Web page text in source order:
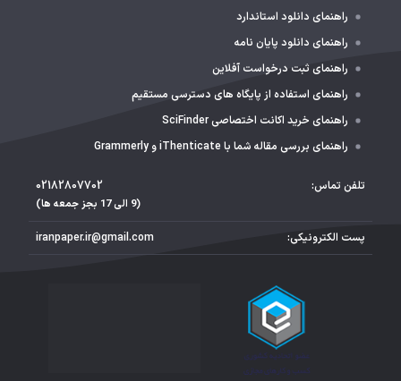
راهنمای دانلود استاندارد
راهنمای دانلود پایان نامه
راهنمای ثبت درخواست آفلاین
راهنمای استفاده از پایگاه های دسترسی مستقیم
راهنمای خرید اکانت اختصاصی SciFinder
راهنمای بررسی مقاله شما با iThenticate و Grammerly
تلفن تماس: 02182807702
(9 الی 17 بجز جمعه ها)
پست الکترونیکی: iranpaper.ir@gmail.com